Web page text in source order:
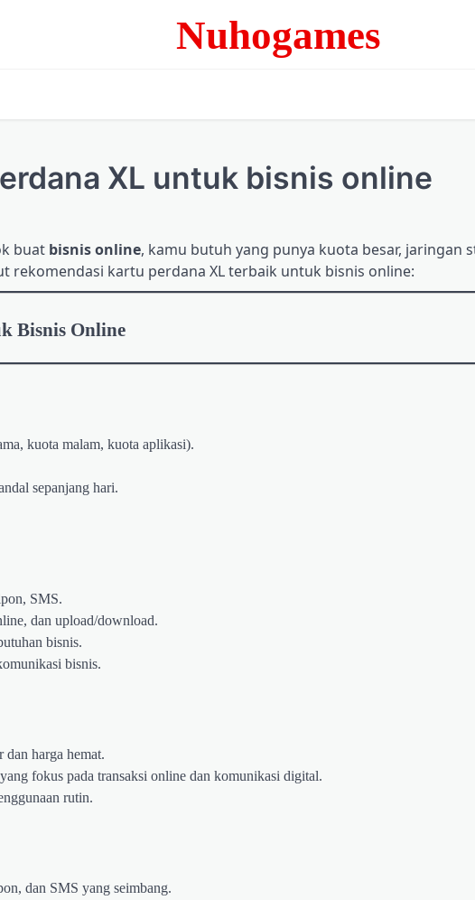
Nuhogames
XL untuk bisnis online
buat bisnis online, kamu butuh yang punya kuota besar, jaringan
kartu perdana XL terbaik untuk bisnis online:
Bisnis Online
kuota malam, kuota aplikasi).
sepanjang hari.
SMS.
dan upload/download.
bisnis.
bisnis.
dan harga hemat.
fokus pada transaksi online dan komunikasi digital.
rutin.
dan SMS yang seimbang.